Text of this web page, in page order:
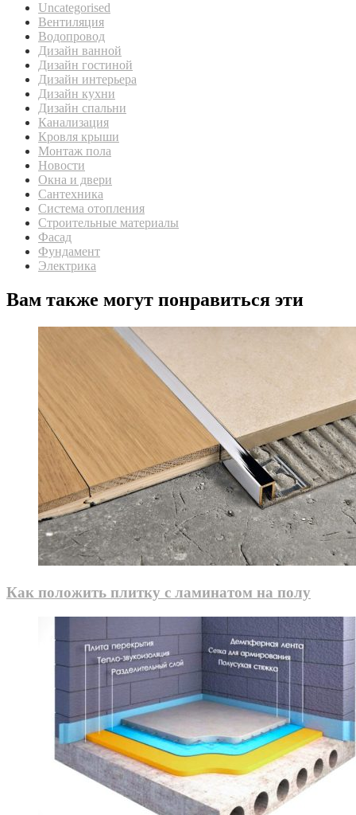
Uncategorised
Вентиляция
Водопровод
Дизайн ванной
Дизайн гостиной
Дизайн интерьера
Дизайн кухни
Дизайн спальни
Канализация
Кровля крыши
Монтаж пола
Новости
Окна и двери
Сантехника
Система отопления
Строительные материалы
Фасад
Фундамент
Электрика
Вам также могут понравиться эти
Как положить плитку с ламинатом на полу